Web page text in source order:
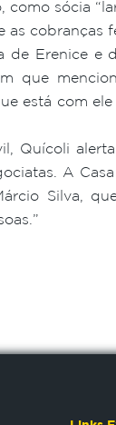
sócia
as
Erenice e
que
está com
Quícoli
A
Silva,